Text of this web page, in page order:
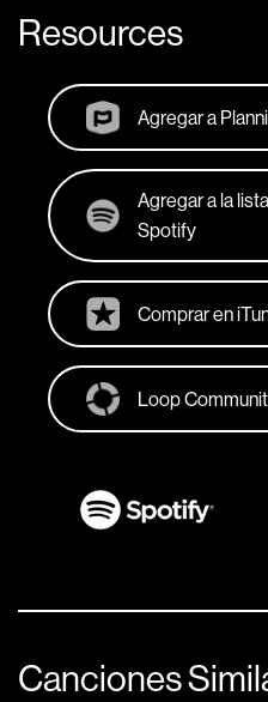
Resources
Agregar a
Agregar a la
Spotify
Comprar en
Loop
Canciones